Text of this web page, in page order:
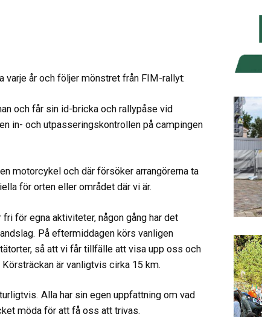
varje år och följer mönstret från FIM-rallyt:
och får sin id-bricka och rallypåse vid
in- och utpasseringskontrollen på campingen
motorcykel och där försöker arrangörerna ta
för orten eller området där vi är.
för egna aktiviteter, någon gång har det
På eftermiddagen körs vanligen
så att vi får tillfälle att visa upp oss och
är vanligtvis cirka 15 km.
Alla har sin egen uppfattning om vad
möda för att få oss att trivas.